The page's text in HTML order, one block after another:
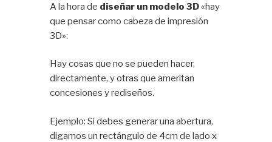
A la hora de diseñar un modelo 3D«hay
que pensar como cabeza de impresión
3D»:
Hay cosas que no se pueden hacer,
directamente, y otras que ameritan
concesiones y rediseños.
Ejemplo: Si debes generar una abertura,
digamos un rectángulo de 4cm de lado x